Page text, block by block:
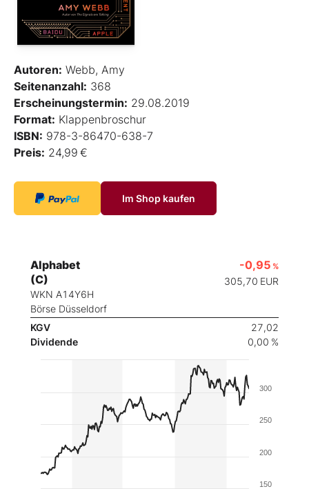
Autoren: Webb, Amy
Seitenanzahl: 368
Erscheinungstermin: 29.08.2019
Format: Klappenbroschur
ISBN: 978-3-86470-638-7
Preis: 24,99 €
Im Shop kaufen
Alphabet
(C)
WKN A14Y6H
Börse Düsseldorf
-0,95 %
305,70 EUR
KGV
27,02
Dividende
0,00 %
150
200
250
300